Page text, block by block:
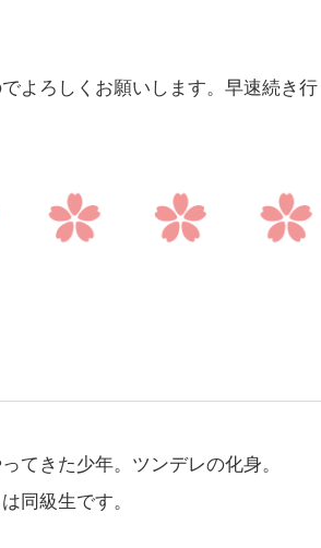
よろしくお願いします。早速続き行
てきた少年。ツンデレの化身。
同級生です。